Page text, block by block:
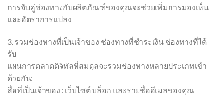
การจับคู่ช่องทางกับผลิตภัณฑ์ของคุณจะช่วยเพิ่มการมองเห็น
และอัตราการแปลง
3. รวมช่องทางที่เป็นเจ้าของ ช่องทางที่ชำระเงิน ช่องทางที่ได้
รับ
แผนการตลาดดิจิทัลที่สมดุลจะรวมช่องทางหลายประเภทเข้า
ด้วยกัน:
สื่อที่เป็นเจ้าของ : เว็บไซต์ บล็อก และรายชื่ออีเมลของคุณ